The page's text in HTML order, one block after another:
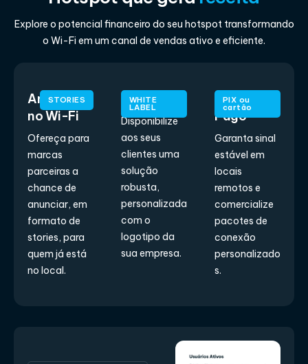
Explore o potencial financeiro do seu hotspot transformando
o Wi-Fi em um canal de vendas ativo e eficiente.
Anúncios
no Wi-Fi
Ofereça para
marcas
parceiras a
chance de
anunciar, em
formato de
stories, para
quem já está
no local.
STORIES Revenda
Disponibilize
aos seus
clientes uma
solução
robusta,
personalizada
com o
logotipo da
sua empresa.
WHITE
LABEL
Wi-Fi
Pago
Garanta sinal
estável em
locais
remotos e
comercialize
pacotes de
conexão
personalizado
s.
PIX ou
cartão